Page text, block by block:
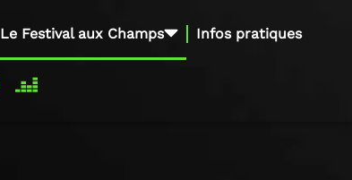
Le Festival aux Champs Infos pratiques